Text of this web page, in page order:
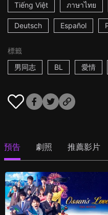
Tiếng Việt ภาษาไทย
Deutsch Español
標籤
男同志
BL 愛情
預告 劇照 推薦影片